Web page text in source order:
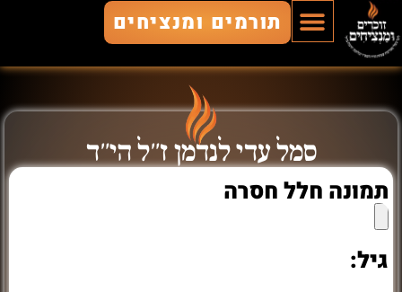
תורמים ומנציחים
סמל עדי לנדמן ז"ל הי"ד
תמונה חלל חסרה
גיל: